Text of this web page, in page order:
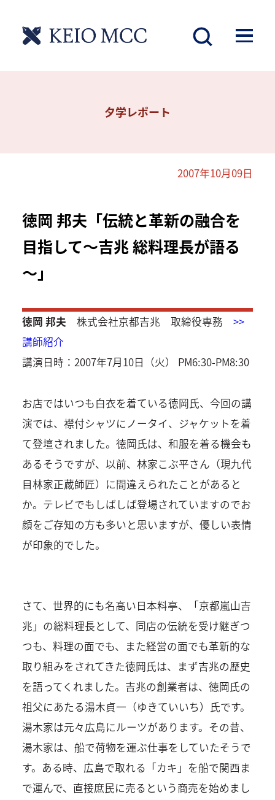
夕学レポート
2007年10月09日
徳岡 邦夫「伝統と革新の融合を
目指して～吉兆 総料理長が語る
～」
徳岡 邦夫 株式会社京都吉兆 取締役専務 >>
講師紹介
講演日時：2007年7月10日（火） PM6:30-PM8:30
お店ではいつも白衣を着ている徳岡氏、今回の講
演では、襟付シャツにノータイ、ジャケットを着
て登壇されました。徳岡氏は、和服を着る機会も
あるそうですが、以前、林家こぶ平さん（現九代
目林家正蔵師匠）に間違えられたことがあると
か。テレビでもしばしば登場されていますのでお
顔をご存知の方も多いと思いますが、優しい表情
が印象的でした。
さて、世界的にも名高い日本料亭、「京都嵐山吉
兆」の総料理長として、同店の伝統を受け継ぎつ
つも、料理の面でも、また経営の面でも革新的な
取り組みをされてきた徳岡氏は、まず吉兆の歴史
を語ってくれました。吉兆の創業者は、徳岡氏の
祖父にあたる湯木貞一（ゆきていいち）氏です。
湯木家は元々広島にルーツがあります。その昔、
湯木家は、船で荷物を運ぶ仕事をしていたそうで
す。ある時、広島で取れる「カキ」を船で関西ま
で運んで、直接庶民に売るという商売を始めまし